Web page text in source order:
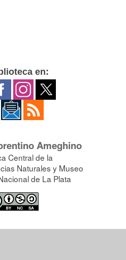
en:
Ameghino
Central de la
Naturales y Museo
de La Plata